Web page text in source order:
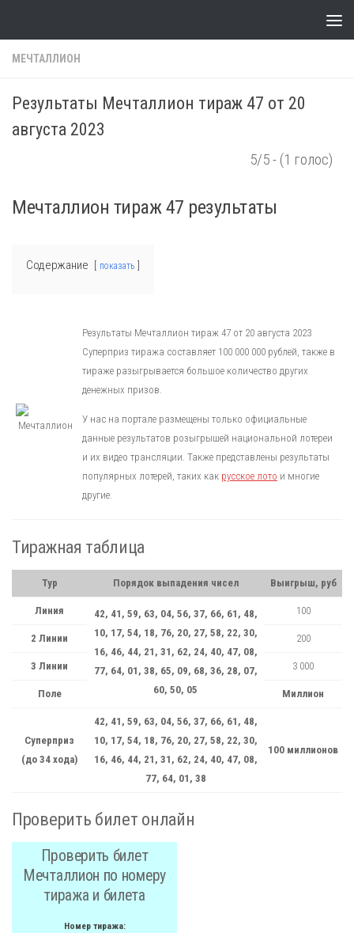
МЕЧТАЛЛИОН
Результаты Мечталлион тираж 47 от 20
августа 2023
5/5 - (1 голос)
Мечталлион тираж 47 результаты
Содержание показать
Результаты Мечталлион тираж 47 от 20 августа 2023
Суперприз тиража составляет 100 000 000 рублей, также в
тираже разыгрывается большое количество других
денежных призов.
У нас на портале размещены только официальные
данные результатов розыгрышей национальной лотереи
и их видео трансляции. Также представлены результаты
популярных лотерей, таких как русское лото и многие
другие.
Тиражная таблица
Тур Порядок выпадения чисел Выигрыш, руб
Линия
42, 41, 59, 63, 04, 56, 37, 66, 61, 48,
10, 17, 54, 18, 76, 20, 27, 58, 22, 30,
16, 46, 44, 21, 31, 62, 24, 40, 47, 08,
77, 64, 01, 38, 65, 09, 68, 36, 28, 07,
60, 50, 05
100
2 Линии 200
3 Линии 3 000
Поле Миллион
Суперприз
(до 34 хода)
42, 41, 59, 63, 04, 56, 37, 66, 61, 48,
10, 17, 54, 18, 76, 20, 27, 58, 22, 30,
16, 46, 44, 21, 31, 62, 24, 40, 47, 08,
77, 64, 01, 38
100 миллионов
Проверить билет онлайн
Проверить билет
Мечталлион по номеру
тиража и билета
Номер тиража: